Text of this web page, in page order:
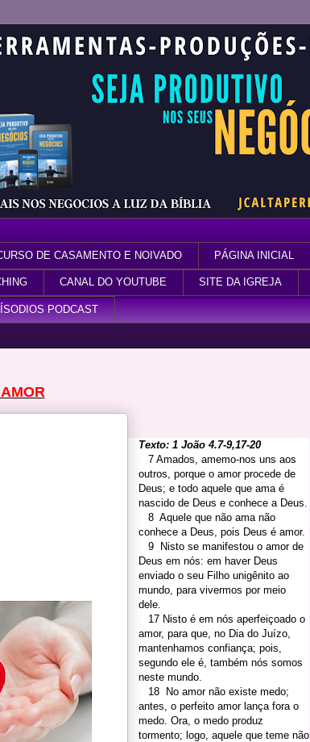
DE CASAMENTO E NOIVADO PÁGINA INICIAL
CANAL DO YOUTUBE SITE DA IGREJA
PODCAST
Texto: 1 João 4.7-9,17-20
7 Amados, amemo-nos uns aos
outros, porque o amor procede de
Deus; e todo aquele que ama é
nascido de Deus e conhece a Deus.
8 Aquele que não ama não
conhece a Deus, pois Deus é amor.
9
Nisto se manifestou o amor de
Deus em nós: em haver Deus
enviado o seu Filho unigênito ao
mundo, para vivermos por meio
dele.
17 Nisto é em nós aperfeiçoado o
amor, para que, no Dia do Juízo,
mantenhamos confiança; pois,
segundo ele é, também nós somos
neste mundo.
18
No amor não existe medo;
antes, o perfeito amor lança fora o
medo. Ora, o medo produz
tormento; logo, aquele que teme não